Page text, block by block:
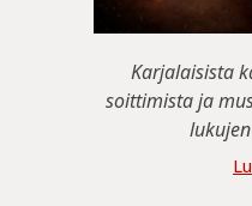
Karjalaisista
soittimista ja